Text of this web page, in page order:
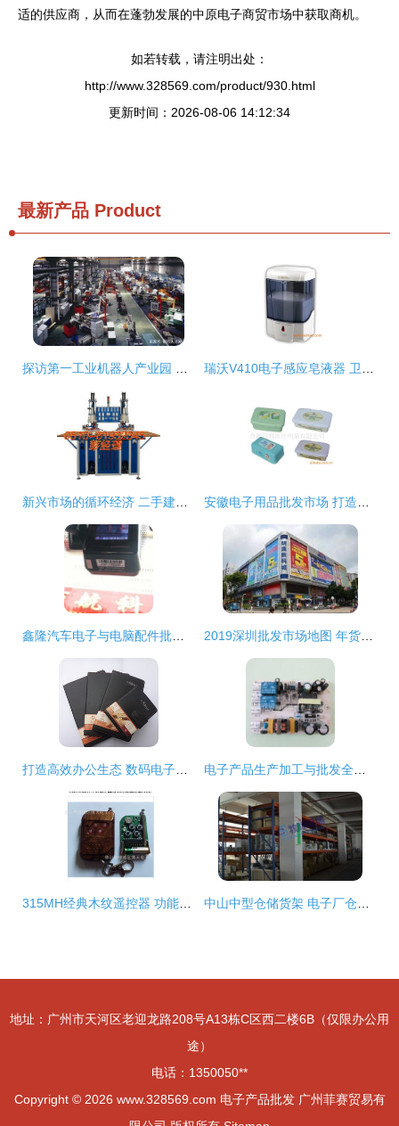
适的供应商，从而在蓬勃发展的中原电子商贸市场中获取商机。
如若转载，请注明出处：
http://www.328569.com/product/930.html
更新时间：2026-08-06 14:12:34
最新产品 Product
地址：广州市天河区老迎龙路208号A13栋C区西二楼6B（仅限办公用
途）
电话：1350050**
Copyright © 2026 www.328569.com 电子产品批发 广州菲赛贸易有